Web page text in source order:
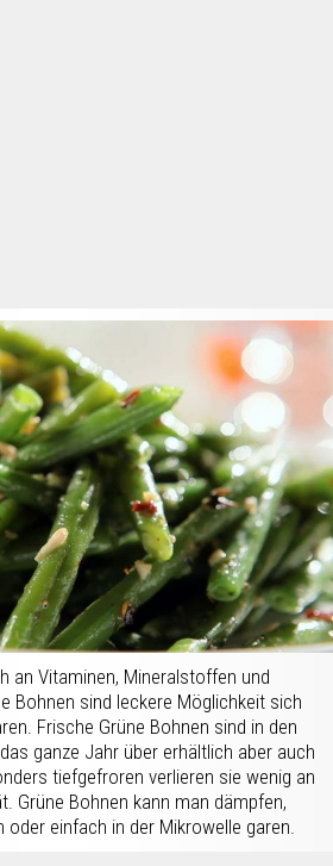
an Vitaminen, Mineralstoffen und
Bohnen sind leckere Möglichkeit sich
Frische Grüne Bohnen sind in den
ganze Jahr über erhältlich aber auch
tiefgefroren verlieren sie wenig an
Grüne Bohnen kann man dämpfen,
einfach in der Mikrowelle garen.